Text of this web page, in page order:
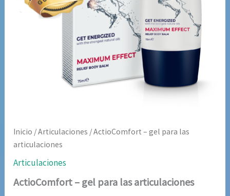
Inicio /Articulaciones / ActioComfort – gel para las
articulaciones
Articulaciones
ActioComfort – gel para las articulaciones